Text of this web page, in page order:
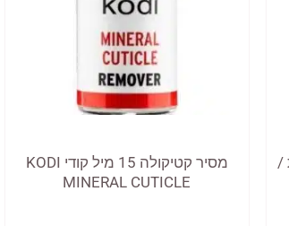
/
מסיר קטיקולה 15 מיל קודי KODI
MINERAL CUTICLE